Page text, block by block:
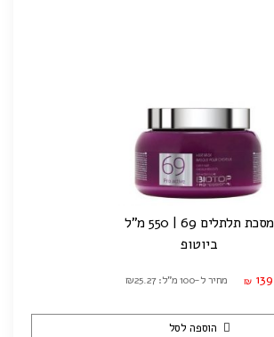
מסכת תלתלים 69 | 550 מ"ל
ביוטופ
₪ 139 מחיר ל-100 מ"ל: ₪25.27
הוספה לסל